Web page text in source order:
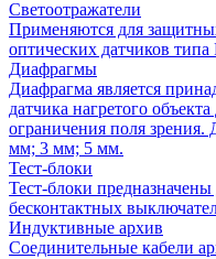
Светоотражатели
Применяются для
оптических датчиков типа
Диафрагмы
Диафрагма является
датчика нагретого
ограничения поля
мм; 3 мм; 5 мм.
Тест-блоки
Тест-блоки
бесконтактных
Индуктивные архив
Соединительные кабели